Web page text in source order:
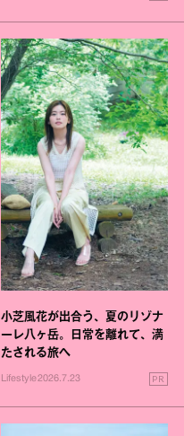
小芝風花が出合う、夏のリゾナ
ーレ八ヶ岳。日常を離れて、満
たされる旅へ
Lifestyle2026.7.23 PR